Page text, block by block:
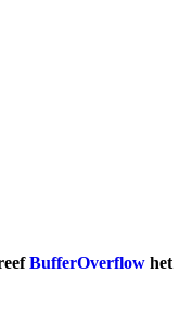
BufferOverflow het